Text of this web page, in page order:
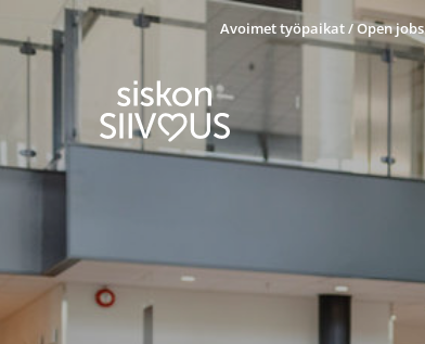
Avoimet työpaikat / Open jobs